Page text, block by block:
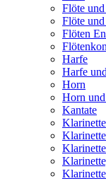
Flöte
Flöte
Flöten
Harfe
Harfe
Horn
Horn
Kantate
Klarinette